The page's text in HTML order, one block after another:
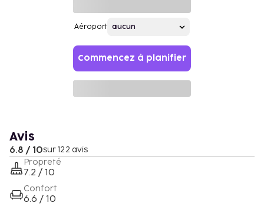
Aéroport
Commencez à planifier
Avis
6.8 / 10sur 122 avis
Propreté
7.2 / 10
Confort
6.6 / 10